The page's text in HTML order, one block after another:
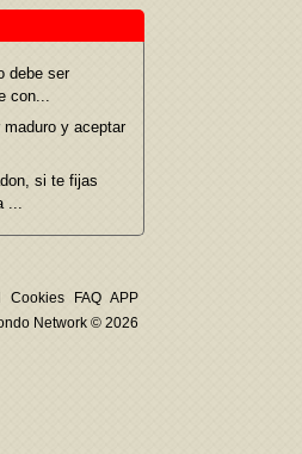
debe ser
con...
maduro y aceptar
si te fijas
...
Cookies FAQ APP
Network © 2026